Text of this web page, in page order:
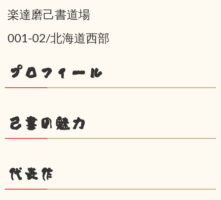
楽達磨己書道場
001-02/北海道西部
プロフィール
己書の魅力
代表作